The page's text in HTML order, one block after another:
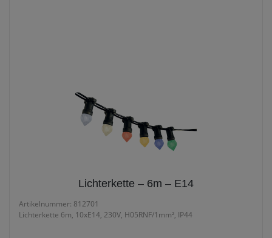
Lichterkette – 6m – E14
Artikelnummer: 812701
Lichterkette 6m, 10xE14, 230V, H05RNF/1mm², IP44